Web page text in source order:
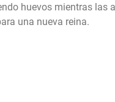
huevos mientras las
una nueva reina.